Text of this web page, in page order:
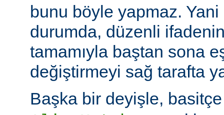
bunu böyle yapmaz.
durumda, düzenli
tamamıyla baştan sona
değiştirmeyi sağ tarafta
Başka bir deyişle,